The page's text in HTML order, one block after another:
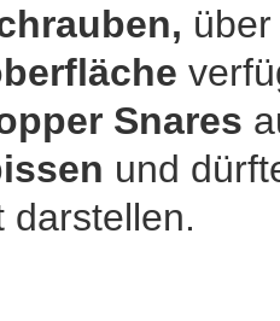
Snares
und
darstellen.